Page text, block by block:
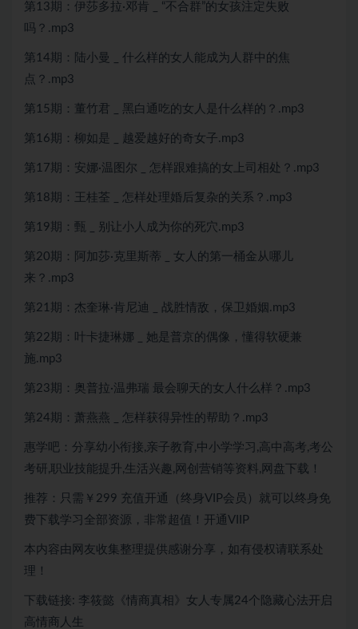
第13期：伊莎多拉·邓肯 _ “不合群”的女孩注定失败
吗？.mp3
第14期：陆小曼 _ 什么样的女人能成为人群中的焦
点？.mp3
第15期：董竹君 _ 黑白通吃的女人是什么样的？.mp3
第16期：柳如是 _ 越爱越好的奇女子.mp3
第17期：安娜·温图尔 _ 怎样跟难搞的女上司相处？.mp3
第18期：王桂荃 _ 怎样处理婚后复杂的关系？.mp3
第19期：甄 _ 别让小人成为你的死穴.mp3
第20期：阿加莎·克里斯蒂 _ 女人的第一桶金从哪儿
来？.mp3
第21期：杰奎琳·肯尼迪 _ 战胜情敌，保卫婚姻.mp3
第22期：叶卡捷琳娜 _ 她是普京的偶像，懂得软硬兼
施.mp3
第23期：奥普拉·温弗瑞 最会聊天的女人什么样？.mp3
第24期：萧燕燕 _ 怎样获得异性的帮助？.mp3
惠学吧：分享幼小衔接,亲子教育,中小学学习,高中高考,考公
考研,职业技能提升,生活兴趣,网创营销等资料,网盘下载！
推荐：只需￥299 充值开通（终身VIP会员）就可以终身免
费下载学习全部资源，非常超值！开通VIIP
本内容由网友收集整理提供感谢分享，如有侵权请联系处
理！
下载链接: 李筱懿《情商真相》女人专属24个隐藏心法开启
高情商人生